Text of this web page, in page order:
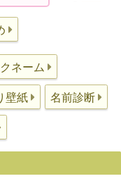
ネーム
壁紙 名前診断